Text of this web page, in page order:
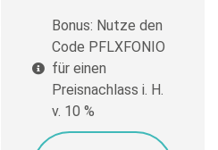
Bonus: Nutze den
Code PFLXFONIO
für einen
Preisnachlass i. H.
v. 10 %